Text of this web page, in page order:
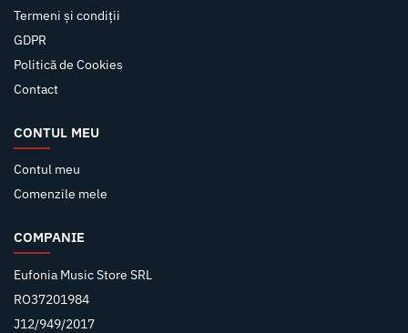
Termeni și condiții
GDPR
Politică de Cookies
Contact
CONTUL MEU
Contul meu
Comenzile mele
COMPANIE
Eufonia Music Store SRL
RO37201984
J12/949/2017